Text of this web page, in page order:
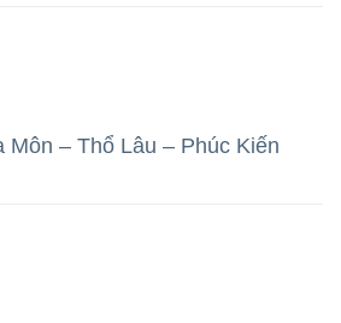
Môn – Thổ Lâu – Phúc Kiến